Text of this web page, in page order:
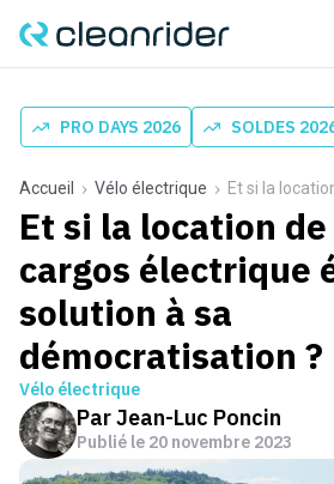
PRO DAYS 2026 SOLDES
Accueil Vélo électrique Et si la location de vélos-
Et si la location
cargos électrique
solution à sa
démocratisation ?
Vélo électrique
ParJean-Luc Poncin
Publié le 20 novembre 2023